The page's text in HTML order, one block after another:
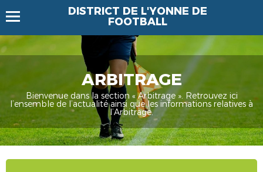
DISTRICT DE L'YONNE DE
FOOTBALL
ARBITRAGE
Bienvenue dans la section « Arbitrage ». Retrouvez ici
l’ensemble de l’actualité ainsi que les informations relatives à
l’Arbitrage.